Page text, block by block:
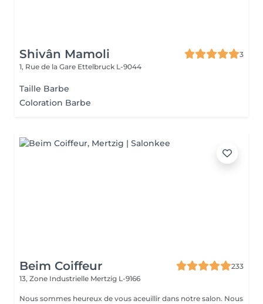
Shivân Mamoli
3
1, Rue de la Gare Ettelbruck L-9044
Taille Barbe
Coloration Barbe
Beim Coiffeur
233
13, Zone Industrielle Mertzig L-9166
Nous sommes heureux de vous aceuillir dans notre salon. Nous